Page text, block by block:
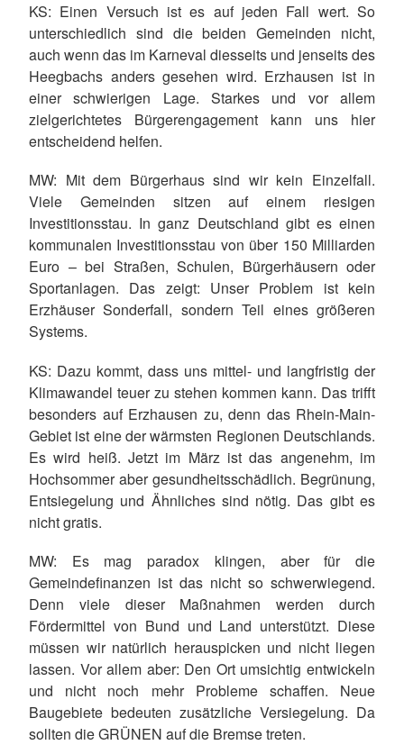
KS: Einen Versuch ist es auf jeden Fall wert. So
unterschiedlich sind die beiden Gemeinden nicht,
auch wenn das im Karneval diesseits und jenseits des
Heegbachs anders gesehen wird. Erzhausen ist in
einer schwierigen Lage. Starkes und vor allem
zielgerichtetes Bürgerengagement kann uns hier
entscheidend helfen.
MW: Mit dem Bürgerhaus sind wir kein Einzelfall.
Viele Gemeinden sitzen auf einem riesigen
Investitionsstau. In ganz Deutschland gibt es einen
kommunalen Investitionsstau von über 150 Milliarden
Euro – bei Straßen, Schulen, Bürgerhäusern oder
Sportanlagen. Das zeigt: Unser Problem ist kein
Erzhäuser Sonderfall, sondern Teil eines größeren
Systems.
KS: Dazu kommt, dass uns mittel- und langfristig der
Klimawandel teuer zu stehen kommen kann. Das trifft
besonders auf Erzhausen zu, denn das Rhein-Main-
Gebiet ist eine der wärmsten Regionen Deutschlands.
Es wird heiß. Jetzt im März ist das angenehm, im
Hochsommer aber gesundheitsschädlich. Begrünung,
Entsiegelung und Ähnliches sind nötig. Das gibt es
nicht gratis.
MW: Es mag paradox klingen, aber für die
Gemeindefinanzen ist das nicht so schwerwiegend.
Denn viele dieser Maßnahmen werden durch
Fördermittel von Bund und Land unterstützt. Diese
müssen wir natürlich herauspicken und nicht liegen
lassen. Vor allem aber: Den Ort umsichtig entwickeln
und nicht noch mehr Probleme schaffen. Neue
Baugebiete bedeuten zusätzliche Versiegelung. Da
sollten die GRÜNEN auf die Bremse treten.